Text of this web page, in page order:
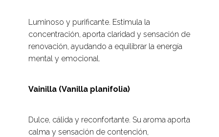
Luminoso y purificante. Estimula la
concentración, aporta claridad y sensación de
renovación, ayudando a equilibrar la energía
mental y emocional.
Vainilla (Vanilla planifolia)
Dulce, cálida y reconfortante. Su aroma aporta
calma y sensación de contención,